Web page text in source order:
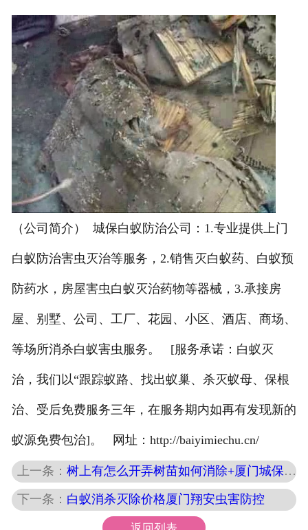
（公司简介） 城保白蚁防治公司：1.专业提供上门
白蚁防治害虫灭治等服务，2.销售灭白蚁药、白蚁预
防药水，房屋害虫白蚁灭治药物等器械，3.承接房
屋、别墅、公司、工厂、花园、小区、酒店、商场、
等场所消杀白蚁害虫服务。 [服务承诺：白蚁灭
治，我们以“跟踪蚁路、找出蚁巢、杀灭蚁母、保根
治、受后免费服务三年，在服务期内如再有发现新的
蚁源免费包治]。 网址：http://baiyimiechu.cn/
上一条：树上有怎么开弄树苗如何消除+厦门城保市消杀白蚁站解
下一条： 白蚁消杀灭除价格厦门翔安虫害防控